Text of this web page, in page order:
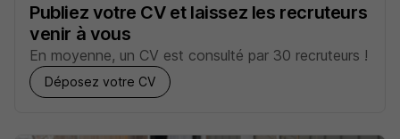
Publiez votre CV et laissez les recruteurs
venir à vous
En moyenne, un CV est consulté par 30 recruteurs !
Déposez votre CV